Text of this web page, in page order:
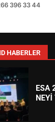
396 33 44
HABERLER
ESA